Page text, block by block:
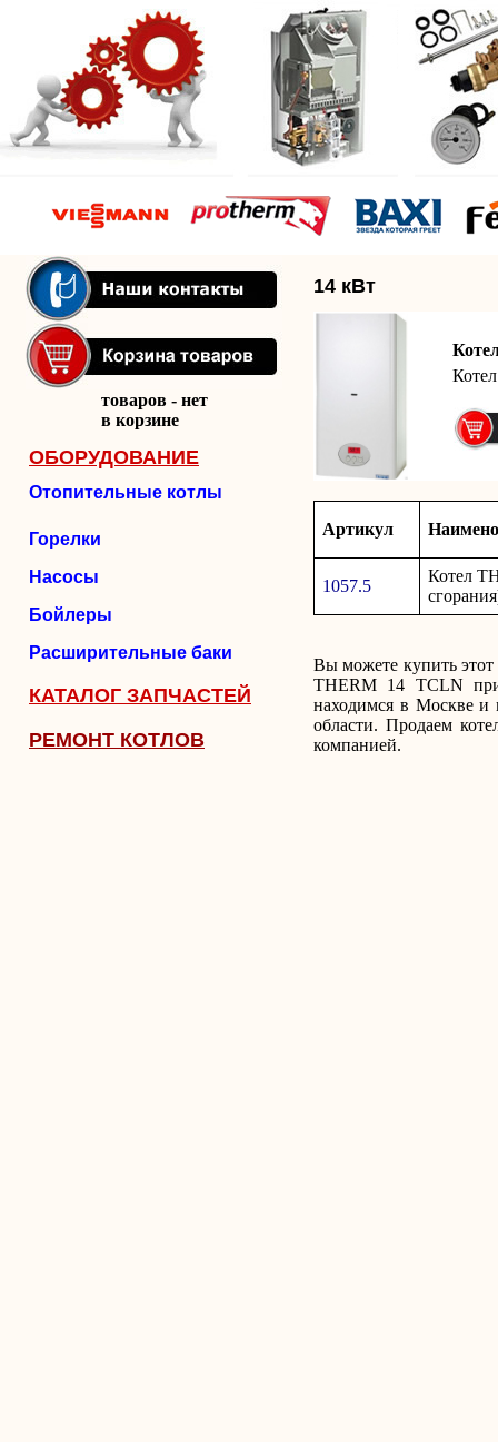
товаров - нет
в корзине
ОБОРУДОВАНИЕ
Отопительные котлы
Горелки
Насосы
Бойлеры
Расширительные баки
КАТАЛОГ ЗАПЧАСТЕЙ
РЕМОНТ КОТЛОВ
14 кВт
Артикул
1057.5
Котел
Вы можете купить
THERM 14 TCLN
находимся в Москве и
области. Продаем
компанией.